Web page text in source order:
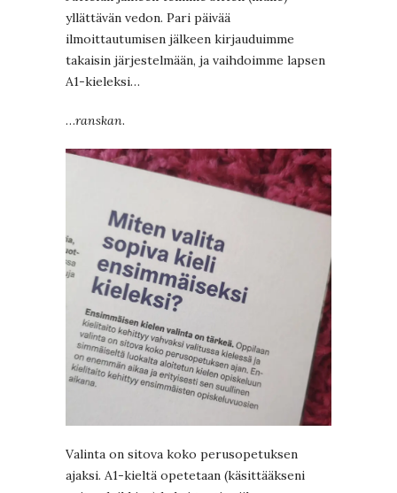
yllättävän vedon. Pari päivää
ilmoittautumisen jälkeen kirjauduimme
takaisin järjestelmään, ja vaihdoimme lapsen
A1-kieleksi…
…ranskan.
Valinta on sitova koko perusopetuksen
ajaksi. A1-kieltä opetetaan (käsittääkseni